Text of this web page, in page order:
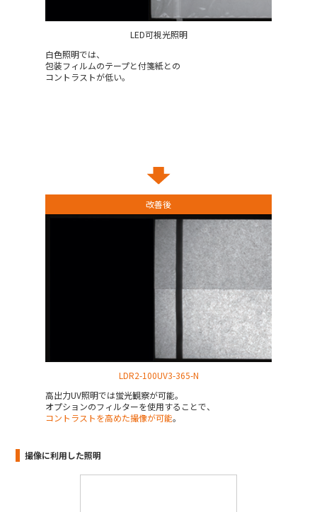
LED可視光照明
白色照明では、
包装フィルムのテープと付箋紙との
コントラストが低い。
改善後
LDR2-100UV3-365-N
高出力UV照明では蛍光観察が可能。
オプションのフィルターを使用することで、
コントラストを高めた撮像が可能。
撮像に利用した照明